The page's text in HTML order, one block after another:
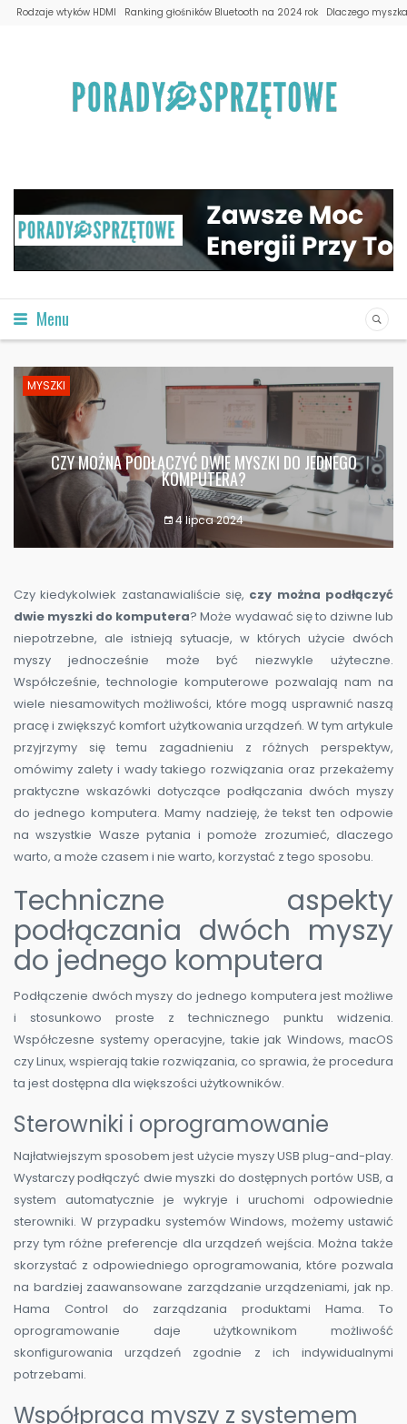
Rodzaje wtyków HDMI Ranking głośników Bluetooth na 2024 rok Dlaczego
Menu
MYSZKI
CZY MOŻNA PODŁĄCZYĆ DWIE MYSZKI DO JEDNEGO
KOMPUTERA?
4 lipca 2024
Czy kiedykolwiek zastanawialiście się, czy można podłączyć
dwie myszki do komputera? Może wydawać się to dziwne lub
niepotrzebne, ale istnieją sytuacje, w których użycie dwóch
myszy jednocześnie może być niezwykle użyteczne.
Współcześnie, technologie komputerowe pozwalają nam na
wiele niesamowitych możliwości, które mogą usprawnić naszą
pracę i zwiększyć komfort użytkowania urządzeń. W tym artykule
przyjrzymy się temu zagadnieniu z różnych perspektyw,
omówimy zalety i wady takiego rozwiązania oraz przekażemy
praktyczne wskazówki dotyczące podłączania dwóch myszy
do jednego komputera. Mamy nadzieję, że tekst ten odpowie
na wszystkie Wasze pytania i pomoże zrozumieć, dlaczego
warto, a może czasem i nie warto, korzystać z tego sposobu.
Techniczne aspekty
podłączania dwóch myszy
do jednego komputera
Podłączenie dwóch myszy do jednego komputera jest możliwe
i stosunkowo proste z technicznego punktu widzenia.
Współczesne systemy operacyjne, takie jak Windows, macOS
czy Linux, wspierają takie rozwiązania, co sprawia, że procedura
ta jest dostępna dla większości użytkowników.
Sterowniki i oprogramowanie
Najłatwiejszym sposobem jest użycie myszy USB plug-and-play.
Wystarczy podłączyć dwie myszki do dostępnych portów USB, a
system automatycznie je wykryje i uruchomi odpowiednie
sterowniki. W przypadku systemów Windows, możemy ustawić
przy tym różne preferencje dla urządzeń wejścia. Można także
skorzystać z odpowiedniego oprogramowania, które pozwala
na bardziej zaawansowane zarządzanie urządzeniami, jak np.
Hama Control do zarządzania produktami Hama. To
oprogramowanie daje użytkownikom możliwość
skonfigurowania urządzeń zgodnie z ich indywidualnymi
potrzebami.
Współpraca myszy z systemem